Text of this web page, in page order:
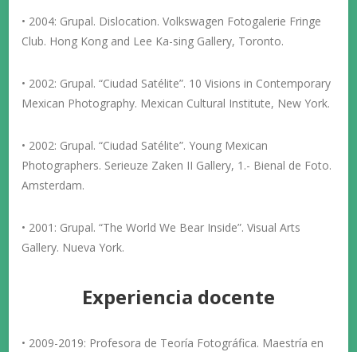
• 2004: Grupal. Dislocation. Volkswagen Fotogalerie Fringe
Club. Hong Kong and Lee Ka-sing Gallery, Toronto.
• 2002: Grupal. “Ciudad Satélite”. 10 Visions in Contemporary
Mexican Photography. Mexican Cultural Institute, New York.
• 2002: Grupal. “Ciudad Satélite”. Young Mexican
Photographers. Serieuze Zaken II Gallery, 1.- Bienal de Foto.
Amsterdam.
• 2001: Grupal. “The World We Bear Inside”. Visual Arts
Gallery. Nueva York.
Experiencia docente
• 2009-2019: Profesora de Teoría Fotográfica. Maestría en